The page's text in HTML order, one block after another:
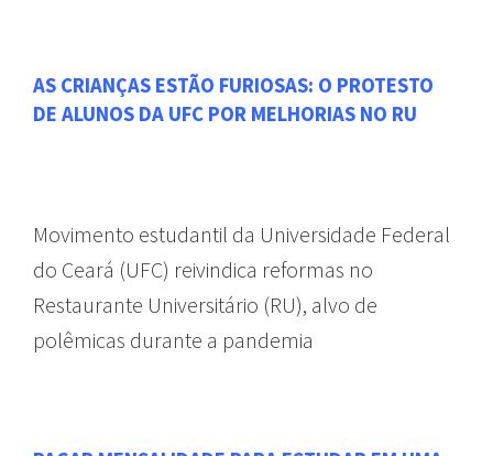
AS CRIANÇAS ESTÃO FURIOSAS: O PROTESTO
DE ALUNOS DA UFC POR MELHORIAS NO RU
Movimento estudantil da Universidade Federal
do Ceará (UFC) reivindica reformas no
Restaurante Universitário (RU), alvo de
polêmicas durante a pandemia